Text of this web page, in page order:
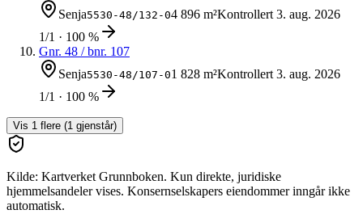
Senja5530-48/132-04 896 m²Kontrollert3. aug. 2026
1/1 · 100 %
Gnr. 48 / bnr. 107
Senja5530-48/107-01 828 m²Kontrollert3. aug. 2026
1/1 · 100 %
Vis 1 flere (1 gjenstår)
Kilde: Kartverket Grunnboken. Kun direkte, juridiske
hjemmelsandeler vises. Konsernselskapers eiendommer inngår ikke
automatisk.